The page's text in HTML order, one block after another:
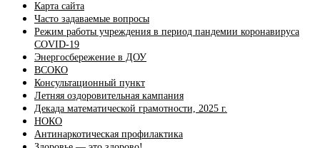
Карта сайта
Часто задаваемые вопросы
Режим работы учреждения в период пандемии коронавируса
COVID-19
Энергосбережение в ДОУ
ВСОКО
Консультационный пункт
Летняя оздоровительная кампания
Декада математической грамотности, 2025 г.
НОКО
Антинаркотическая профилактика